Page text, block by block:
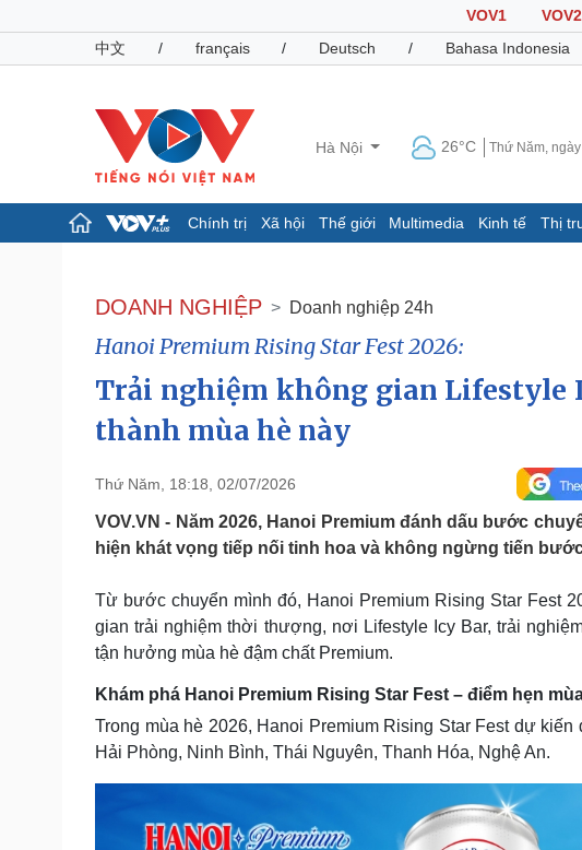
VOV1 VOV2
中文
/ français / Deutsch / Bahasa Indonesia
Hà Nội 26°C Thứ Năm,
Chính trị Xã hội Thế giới Multimedia Kinh tế Thị
Đảng
Tổ chức nhân sự
Quốc hội
Tin 24h
Dự báo thời tiết
Giáo dục
Việc làm
Biển đảo
Vụ án
Tư vấn luật
Quân sự - Quốc phòng
Phân tích
Bóng
Lịch
Thế
Sức khỏe
Dinh dưỡng - món ngon
Cây thuốc
Sản phụ khoa
Nhi khoa
Nam khoa
Làm đẹp - giảm cân
Đời sống
Nhà đẹp
Blog
Văn
Sân
Âm
Di sản
Cải chính
DOANH NGHIỆP Doanh nghiệp 24h
Hanoi Premium Rising Star Fest 2026:
Trải nghiệm không gian Lifestyle
thành mùa hè này
Thứ Năm, 18:18, 02/07/2026
VOV.VN - Năm 2026, Hanoi Premium đánh dấu bước
hiện khát vọng tiếp nối tinh hoa và không ngừng tiến
Từ bước chuyển mình đó, Hanoi Premium Rising Star Fest
gian trải nghiệm thời thượng, nơi Lifestyle Icy Bar, trải
tận hưởng mùa hè đậm chất Premium.
Khám phá Hanoi Premium Rising Star Fest – điểm hẹn
Trong mùa hè 2026, Hanoi Premium Rising Star Fest dự
Hải Phòng, Ninh Bình, Thái Nguyên, Thanh Hóa, Nghệ An.